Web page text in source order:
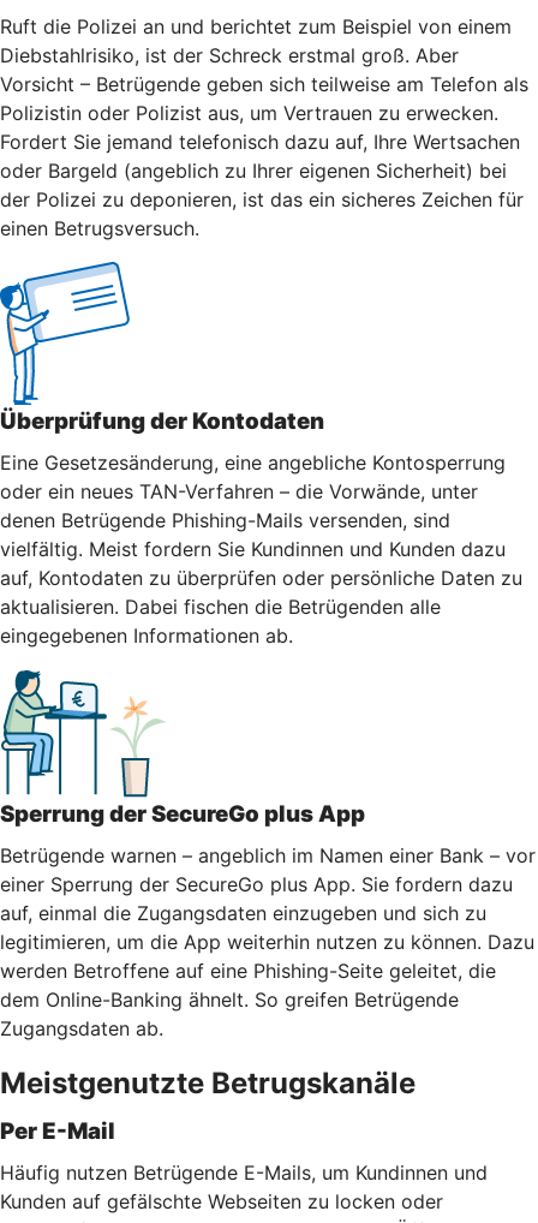
Ruft die Polizei an und berichtet zum Beispiel von einem
Diebstahlrisiko, ist der Schreck erstmal groß. Aber
Vorsicht – Betrügende geben sich teilweise am Telefon als
Polizistin oder Polizist aus, um Vertrauen zu erwecken.
Fordert Sie jemand telefonisch dazu auf, Ihre Wertsachen
oder Bargeld (angeblich zu Ihrer eigenen Sicherheit) bei
der Polizei zu deponieren, ist das ein sicheres Zeichen für
einen Betrugsversuch.
Überprüfung der Kontodaten
Eine Gesetzesänderung, eine angebliche Kontosperrung
oder ein neues TAN-Verfahren – die Vorwände, unter
denen Betrügende Phishing-Mails versenden, sind
vielfältig. Meist fordern Sie Kundinnen und Kunden dazu
auf, Kontodaten zu überprüfen oder persönliche Daten zu
aktualisieren. Dabei fischen die Betrügenden alle
eingegebenen Informationen ab.
Sperrung der SecureGo plus App
Betrügende warnen – angeblich im Namen einer Bank – vor
einer Sperrung der SecureGo plus App. Sie fordern dazu
auf, einmal die Zugangsdaten einzugeben und sich zu
legitimieren, um die App weiterhin nutzen zu können. Dazu
werden Betroffene auf eine Phishing-Seite geleitet, die
dem Online-Banking ähnelt. So greifen Betrügende
Zugangsdaten ab.
Meistgenutzte Betrugskanäle
Per E-Mail
Häufig nutzen Betrügende E-Mails, um Kundinnen und
Kunden auf gefälschte Webseiten zu locken oder